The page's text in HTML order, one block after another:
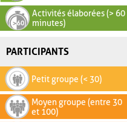
Activités élaborées (> 60
minutes)
PARTICIPANTS
Petit groupe (< 30)
Moyen groupe (entre 30
et 100)